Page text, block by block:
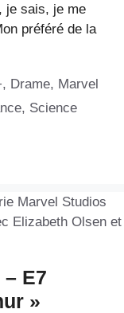
je sais, je me
préféré de la
, Drame, Marvel
, Science
E7
»